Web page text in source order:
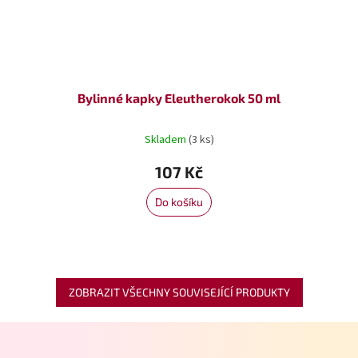
Bylinné kapky Eleutherokok 50 ml
Skladem (3 ks)
107 Kč
Do košíku
ZOBRAZIT VŠECHNY SOUVISEJÍCÍ PRODUKTY